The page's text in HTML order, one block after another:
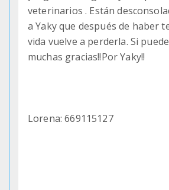
veterinarios . Están
a Yaky que después de haber
vida vuelve a perderla. Si
muchas gracias!!Por Yaky!!
Lorena: 669115127